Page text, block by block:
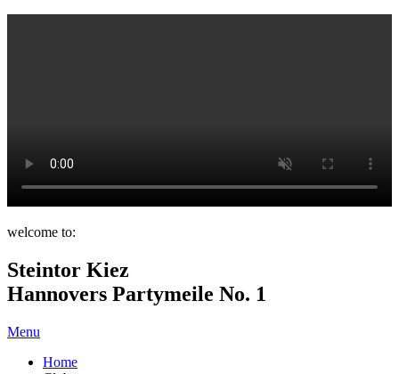
welcome to:
Steintor Kiez
Hannovers Partymeile No. 1
Menu
Home